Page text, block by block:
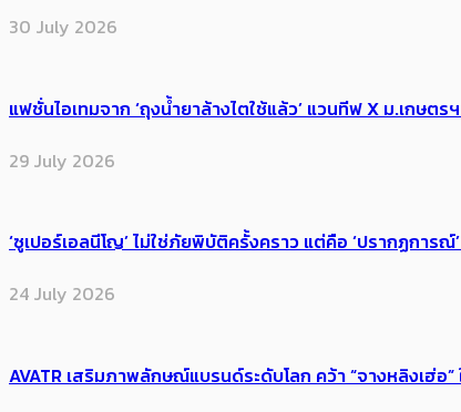
30 July 2026
แฟชั่นไอเทมจาก ‘ถุงน้ำยาล้างไตใช้แล้ว’ แวนทีฟ X ม.เกษ
29 July 2026
‘ซูเปอร์เอลนีโญ’ ไม่ใช่ภัยพิบัติครั้งคราว แต่คือ ‘ปรากฏกา
24 July 2026
AVATR เสริมภาพลักษณ์แบรนด์ระดับโลก คว้า “จางหลิงเฮ่อ